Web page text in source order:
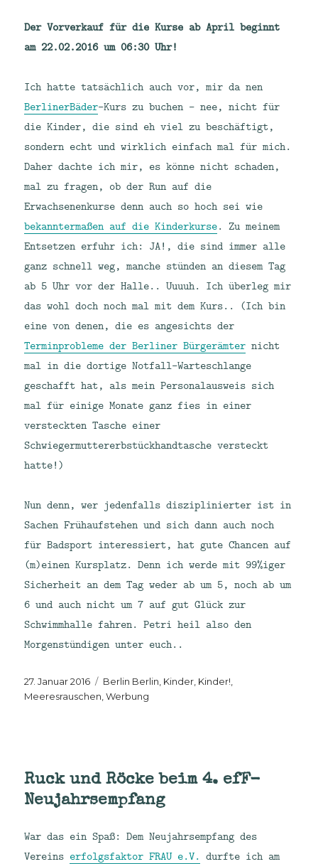
Der Vorverkauf für die Kurse ab April beginnt
am 22.02.2016 um 06:30 Uhr!
Ich hatte tatsächlich auch vor, mir da nen
BerlinerBäder-Kurs zu buchen – nee, nicht für
die Kinder, die sind eh viel zu beschäftigt,
sondern echt und wirklich einfach mal für mich.
Daher dachte ich mir, es könne nicht schaden,
mal zu fragen, ob der Run auf die
Erwachsenenkurse denn auch so hoch sei wie
bekanntermaßen auf die Kinderkurse. Zu meinem
Entsetzen erfuhr ich: JA!, die sind immer alle
ganz schnell weg, manche stünden an diesem Tag
ab 5 Uhr vor der Halle.. Uuuuh. Ich überleg mir
das wohl doch noch mal mit dem Kurs.. (Ich bin
eine von denen, die es angesichts der
Terminprobleme der Berliner Bürgerämter nicht
mal in die dortige Notfall-Warteschlange
geschafft hat, als mein Personalausweis sich
mal für einige Monate ganz fies in einer
versteckten Tasche einer
Schwiegermuttererbstückhandtasche versteckt
hatte!)
Nun denn, wer jedenfalls disziplinierter ist in
Sachen Frühaufstehen und sich dann auch noch
für Badsport interessiert, hat gute Chancen auf
(m)einen Kursplatz. Denn ich werde mit 99%iger
Sicherheit an dem Tag weder ab um 5, noch ab um
6 und auch nicht um 7 auf gut Glück zur
Schwimmhalle fahren. Petri heil also den
Morgenstündigen unter euch..
Veröffentlicht
am
27. Januar 2016 Kategorien
Berlin Berlin Kinder, Kinder!
Meeresrauschen ,Werbung
Ruck und Röcke beim 4. efF-
Neujahrsempfang
War das ein Spaß: Dem Neujahrsempfang des
Vereins erfolgsfaktor FRAU e.V. durfte ich am